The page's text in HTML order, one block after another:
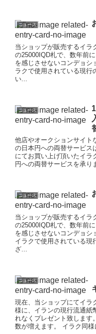
ニュース
当ショップが販売するイラ
の25000IQD札で、数年前
を感じさせないコンデョシ
ラクで使用されている現行
い...
ニュース
他店やオークションサイト
の日本円への両替サービス
にてお買い上げ頂いたイラ
円への両替サービスを承り
ニュース
当ショップが販売するイラ
の25000IQD札で、数年前
を感じさせないコンデョシ
イラクで使用されている現
ざ...
ニュース
現在、当ショップにてイラ
様に、イランの現行流通紙
れなくプレゼント致しま
数が増えます。 イラク同